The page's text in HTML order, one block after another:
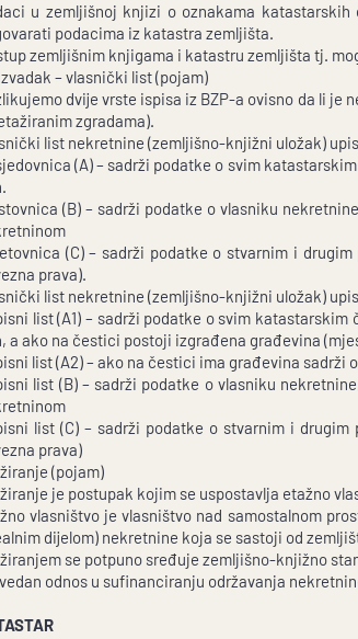
u zemljišnoj knjizi o oznakama
podacima iz katastra zemljišta.
zemljišnim knjigama i katastru zemljišta tj.
– vlasnički list (pojam)
dvije vrste ispisa iz BZP-a ovisno da li je
zgradama).
list nekretnine (zemljišno-knjižni uložak)
(A) – sadrži podatke o svim
(B) – sadrži podatke o vlasniku
(C) – sadrži podatke o stvarnim i
prava).
list nekretnine (zemljišno-knjižni uložak)
list (A1) – sadrži podatke o svim
a ako na čestici postoji izgrađena građevina
list (A2) – ako na čestici ima građevina
list (B) – sadrži podatke o vlasniku
list (C) – sadrži podatke o stvarnim i
prava)
(pojam)
je postupak kojim se uspostavlja etažno
vlasništvo je vlasništvo nad samostalnom
dijelom) nekretnine koja se sastoji od
se potpuno sređuje zemljišno-knjižno
odnos u sufinanciranju održavanja